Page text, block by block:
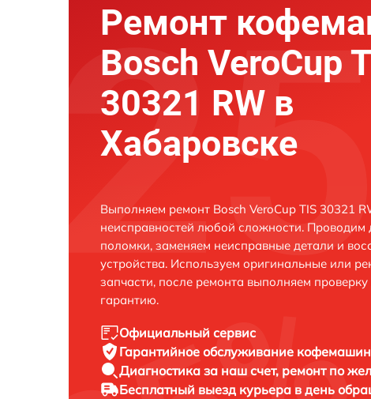
Ремонт
Bosch VeroCup
30321 RW в
Хабаровске
Выполняем ремонт Bosch VeroCup TIS 30321
неисправностей любой сложности. Проводим
поломки, заменяем неисправные детали и
устройства. Используем оригинальные или
запчасти, после ремонта выполняем
гарантию.
Официальный сервис
Гарантийное обслуживание
Диагностика за наш счет, ремонт по
Бесплатный выезд курьера в день